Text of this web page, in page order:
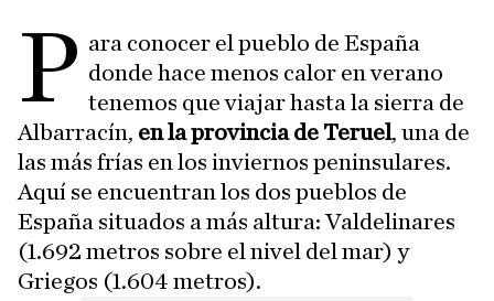
P ara conocer el pueblo de España
donde hace menos calor en verano
tenemos que viajar hasta la sierra de
Albarracín, en la provincia de Teruel, una de
las más frías en los inviernos peninsulares.
Aquí se encuentran los dos pueblos de
España situados a más altura: Valdelinares
(1.692 metros sobre el nivel del mar) y
Griegos (1.604 metros).